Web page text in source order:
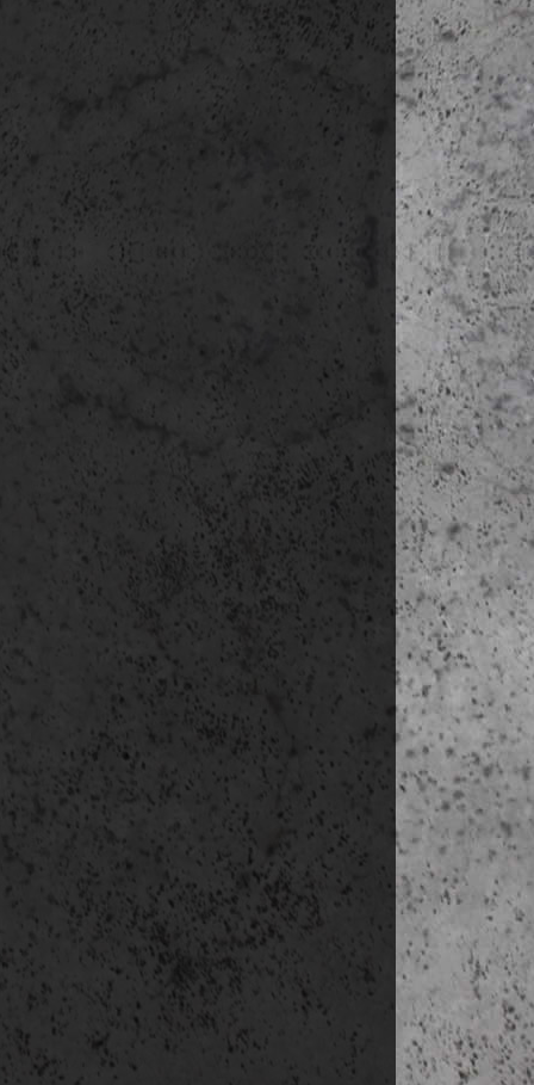
9:00-12:30
https://
https://
11:00-12:30
13:00-15:40
https://
https://
Haga
https://
16:00-16:20
https://